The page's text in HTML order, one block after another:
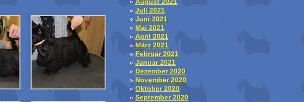
August 2021
Juli 2021
Juni 2021
Mai 2021
April 2021
März 2021
Februar 2021
Januar 2021
Dezember 2020
November 2020
Oktober 2020
September 2020